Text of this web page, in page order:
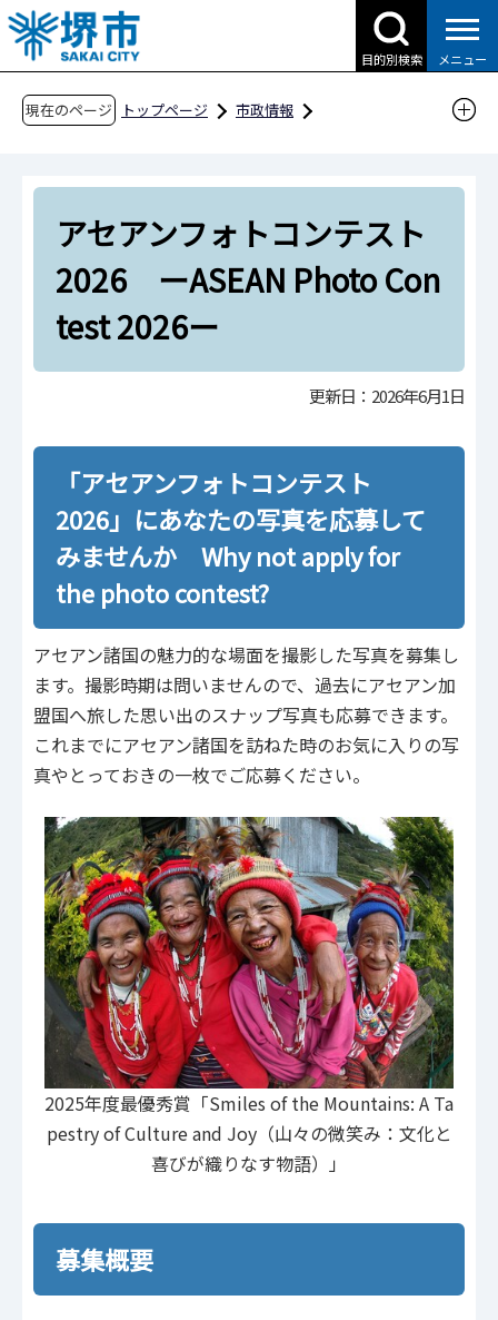
こ
の
ペ
目的別検索 メニュー
現在のページ トップページ
市政情報
アセアン諸国との交流
堺とアセアンとの交流
アセアンフォトコンテスト2026 ーASEAN Pho
to Contest 2026ー
アセアンフォトコンテスト
2026 ーASEAN Photo Con
test 2026ー
更新日：2026年6月1日
「アセアンフォトコンテスト
2026」にあなたの写真を応募して
みませんか Why not apply for
the photo contest?
アセアン諸国の魅力的な場面を撮影した写真を募集し
ます。撮影時期は問いませんので、過去にアセアン加
盟国へ旅した思い出のスナップ写真も応募できます。
これまでにアセアン諸国を訪ねた時のお気に入りの写
真やとっておきの一枚でご応募ください。
2025年度最優秀賞「Smiles of the Mountains: A Ta
pestry of Culture and Joy（山々の微笑み：文化と
喜びが織りなす物語）」
募集概要